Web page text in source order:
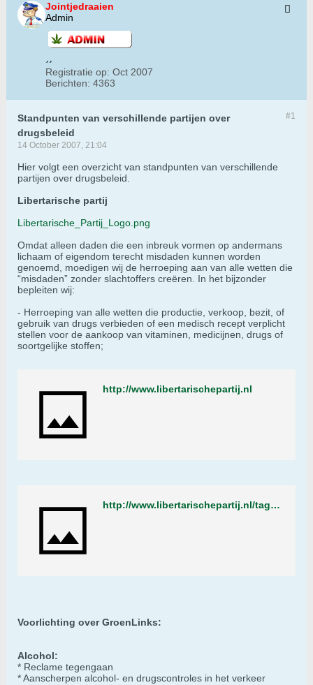
Jointjedraaien
Admin
Registratie op: Oct 2007
Berichten: 4363
#1
Standpunten van verschillende partijen over
drugsbeleid
14 October 2007, 21:04
Hier volgt een overzicht van standpunten van verschillende
partijen over drugsbeleid.
Libertarische partij
Libertarische_Partij_Logo.png
Omdat alleen daden die een inbreuk vormen op andermans
lichaam of eigendom terecht misdaden kunnen worden
genoemd, moedigen wij de herroeping aan van alle wetten die
“misdaden” zonder slachtoffers creëren. In het bijzonder
bepleiten wij:
- Herroeping van alle wetten die productie, verkoop, bezit, of
gebruik van drugs verbieden of een medisch recept verplicht
stellen voor de aankoop van vitaminen, medicijnen, drugs of
soortgelijke stoffen;
http://www.libertarischepartij.nl
http://www.libertarischepartij.nl/tag/drugs/
Voorlichting over GroenLinks:
Alcohol:
* Reclame tegengaan
* Aanscherpen alcohol- en drugscontroles in het verkeer